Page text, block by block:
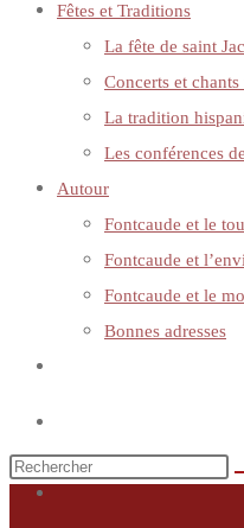
Fêtes et Traditions
La fête de saint
Concerts et
La tradition
Les conférences
Autour
Fontcaude et le
Fontcaude et
Fontcaude et le
Bonnes adresses